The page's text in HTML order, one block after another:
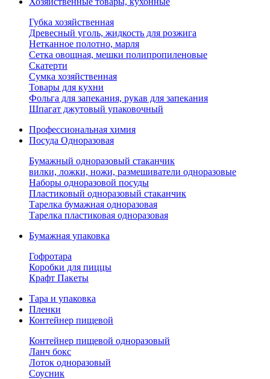
Губка хозяйственная
Древесный уголь, жидкость для розжига
Нетканное полотно, марля
Сетка овощная, мешки полипропиленовые
Скатерти
Сумка хозяйственная
Товары для кухни
Фольга для запекания, рукав для запекания
Шпагат джутовый упаковочный
Профессиональная химия
Посуда Одноразовая
Бумажный одноразовый стаканчик
вилки, ложки, ножи, размешиватели одноразовые
Наборы одноразовой посуды
Пластиковый одноразовый стаканчик
Тарелка бумажная одноразовая
Тарелка пластиковая одноразовая
Бумажная упаковка
Гофротара
Коробки для пиццы
Крафт Пакеты
Тара и упаковка
Пленки
Контейнер пищевой
Контейнер пищевой одноразовый
Ланч бокс
Лоток одноразовый
Соусник